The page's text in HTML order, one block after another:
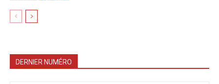
DERNIER NUMÉRO